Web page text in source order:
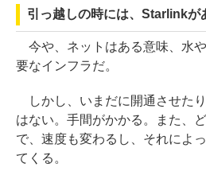
引っ越しの時には、Starlinkが
今や、ネットはある意味、水
要なインフラだ。
しかし、いまだに開通させた
はない。手間がかかる。また、
で、速度も変わるし、それによ
てくる。